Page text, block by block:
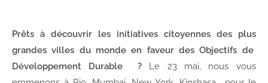
Prêts à découvrir les initiatives citoyennes des plus
grandes villes du monde en faveur des Objectifs de
Développement Durable ?Le 23 mai, nous vous